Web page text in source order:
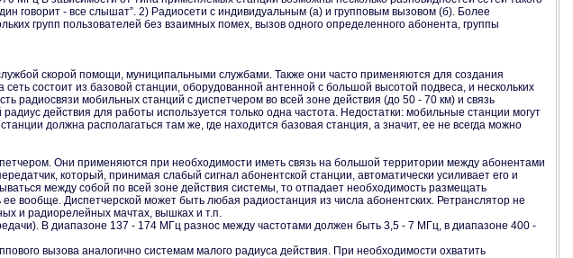
говорит - все слышат”. 2) Радиосети с индивидуальным (а) и групповым вызовом (б). Более
групп пользователей без взаимных помех, вызов одного определенного абонента, группы
скорой помощи, муниципальными службами. Также они часто применяются для создания
состоит из базовой станции, оборудованной антенной с большой высотой подвеса, и нескольких
радиосвязи мобильных станций с диспетчером во всей зоне действия (до 50 - 70 км) и связь
действия для работы используется только одна частота. Недостатки: мобильные станции могут
должна располагаться там же, где находится базовая станция, а значит, ее не всегда можно
Они применяются при необходимости иметь связь на большой территории между абонентами
который, принимая слабый сигнал абонентской станции, автоматически усиливает его и
между собой по всей зоне действия системы, то отпадает необходимость размещать
вообще. Диспетчерской может быть любая радиостанция из числа абонентских. Ретранслятор не
и радиорелейных мачтах, вышках и т.п.
В диапазоне 137 - 174 МГц разнос между частотами должен быть 3,5 - 7 МГц, в диапазоне 400 -
вызова аналогично системам малого радиуса действия. При необходимости охватить